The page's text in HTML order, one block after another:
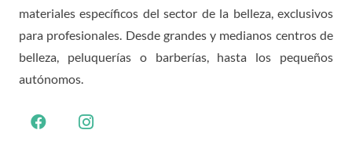
materiales específicos del sector de la belleza, exclusivos
para profesionales. Desde grandes y medianos centros de
belleza, peluquerías o barberías, hasta los pequeños
autónomos.